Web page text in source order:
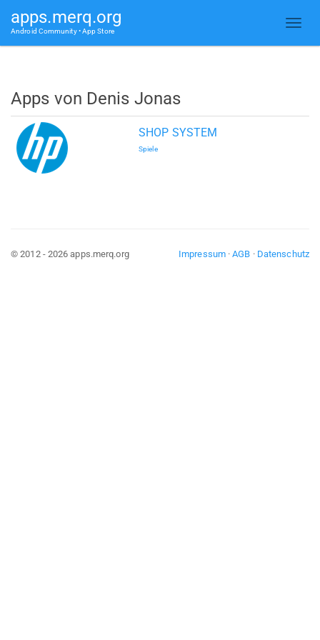
apps.merq.org
Android Community • App Store
Apps von Denis Jonas
SHOP SYSTEM
Spiele
Impressum·AGB · Datenschutz
© 2012 - 2026 apps.merq.org